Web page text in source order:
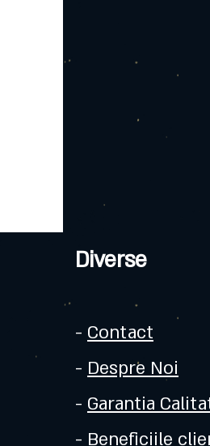
Diverse
- Contact
- Despre Noi
- Garantia
- Beneficiile